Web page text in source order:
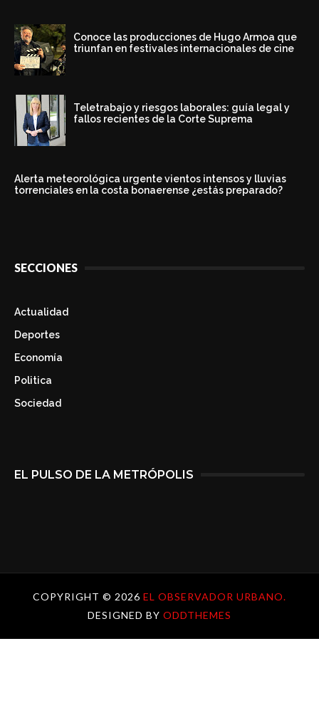
Conoce las producciones de Hugo Armoa que
triunfan en festivales internacionales de cine
Teletrabajo y riesgos laborales: guía legal y
fallos recientes de la Corte Suprema
Alerta meteorológica urgente vientos intensos y lluvias
torrenciales en la costa bonaerense ¿estás preparado?
SECCIONES
Actualidad
Deportes
Economía
Politica
Sociedad
EL PULSO DE LA METRÓPOLIS
COPYRIGHT © 2026 EL OBSERVADOR URBANO.
DESIGNED BY ODDTHEMES